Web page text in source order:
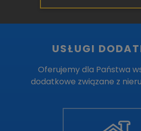
USŁUGI
Oferujemy dla Państwa
dodatkowe związane z